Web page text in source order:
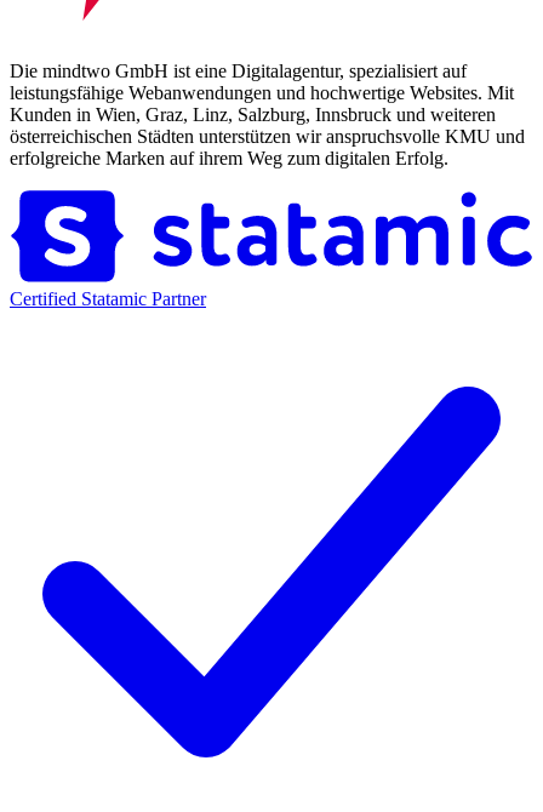
Die mindtwo GmbH ist eine Digitalagentur, spezialisiert auf
leistungsfähige Webanwendungen und hochwertige Websites. Mit
Kunden in Wien, Graz, Linz, Salzburg, Innsbruck und weiteren
österreichischen Städten unterstützen wir anspruchsvolle KMU und
erfolgreiche Marken auf ihrem Weg zum digitalen Erfolg.
Certified Statamic Partner